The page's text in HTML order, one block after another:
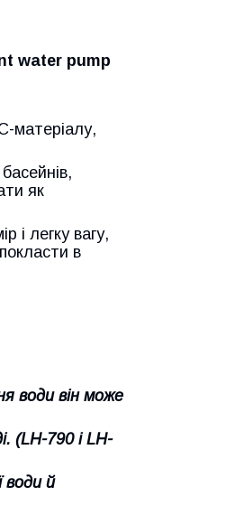
water pump
матеріалу,
як
і легку вагу,
в
води він може
(LH-790 і LH-
води й